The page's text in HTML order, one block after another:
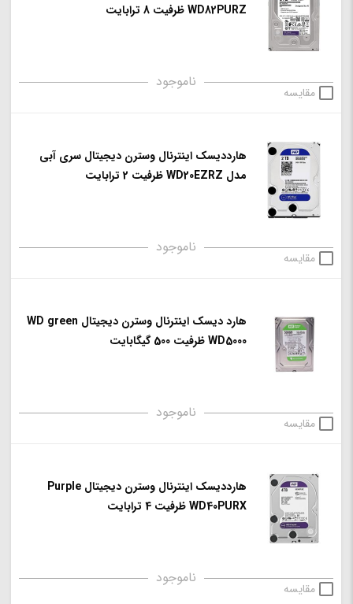
WD82PURZ ظرفیت 8 ترابایت
ناموجود
مقایسه
هارددیسک اینترنال وسترن دیجیتال سری آبی
مدل WD20EZRZ ظرفیت 2 ترابایت
ناموجود
مقایسه
هارد دیسک اینترنال وسترن دیجیتال WD green
WD5000 ظرفیت 500 گیگابایت
ناموجود
مقایسه
هارددیسک اینترنال وسترن دیجیتال Purple
WD40PURX ظرفیت 4 ترابایت
ناموجود
مقایسه